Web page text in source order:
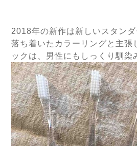
2018年の新作は新しいスタンダ
落ち着いたカラーリングと主張
ックは、男性にもしっくり馴染